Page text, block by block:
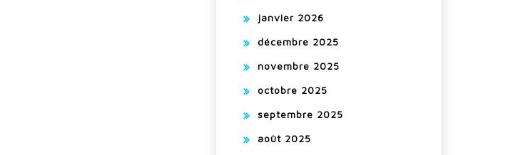
janvier 2026
décembre 2025
novembre 2025
octobre 2025
septembre 2025
août 2025